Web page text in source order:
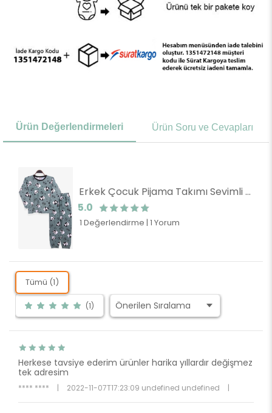
Ürün Değerlendirmeleri Ürün Soru ve Cevapları
Erkek Çocuk Pijama Takımı Sevimli Panda Desenli Mint Yeşili (9 Yaş)
5.0
1 Değerlendirme | 1 Yorum
Tümü (1)
(1)
Herkese tavsiye ederim ürünler harika yıllardır değişmez
tek adresim
**** **** | 2022-11-07T17:23:09 undefined undefined |